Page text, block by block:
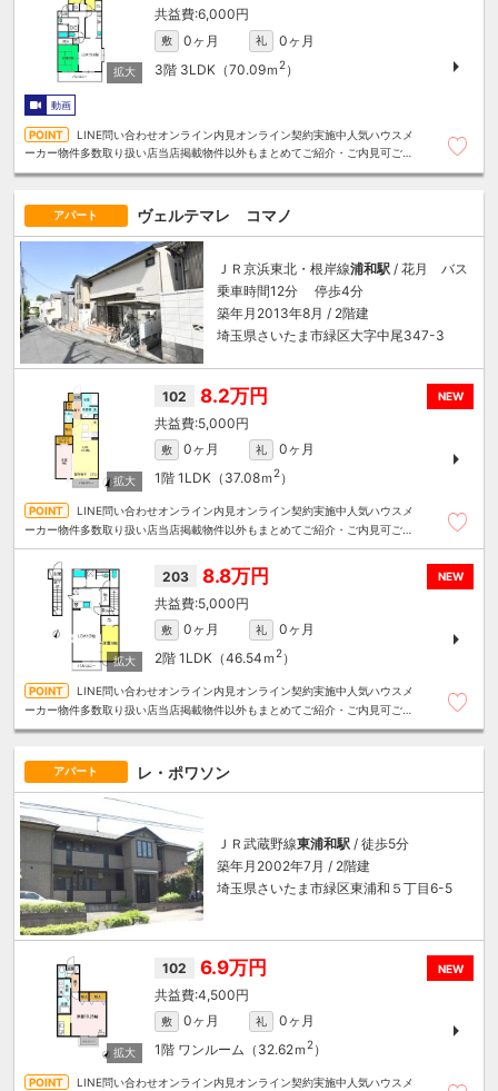
6,000円
敷 0ヶ月 礼
0ヶ月
3階 3LDK（70.09ｍ 2）
動画
LINE問い合わせオンライン内見オンライン契約実施中人気ハウスメ
ーカー物件多数取り扱い店当店掲載物件以外もまとめてご紹介・ご内見可ご予
アパート ヴェルテマレ コマノ
ＪＲ京浜東北・根岸線浦和駅 / 花月 バス
乗車時間12分 停歩4分
築年月2013年8月 / 2階建
埼玉県さいたま市緑区大字中尾347-3
NEW
102 8.2万円
5,000円
敷 0ヶ月 礼
0ヶ月
1階 1LDK（37.08ｍ 2）
LINE問い合わせオンライン内見オンライン契約実施中人気ハウスメ
ーカー物件多数取り扱い店当店掲載物件以外もまとめてご紹介・ご内見可ご予
NEW
203 8.8万円
5,000円
敷 0ヶ月 礼
0ヶ月
2階 1LDK（46.54ｍ 2）
LINE問い合わせオンライン内見オンライン契約実施中人気ハウスメ
ーカー物件多数取り扱い店当店掲載物件以外もまとめてご紹介・ご内見可ご予
アパート レ・ポワソン
ＪＲ武蔵野線東浦和駅 / 徒歩5分
築年月2002年7月 / 2階建
埼玉県さいたま市緑区東浦和５丁目6-5
NEW
102 6.9万円
4,500円
敷 0ヶ月 礼
0ヶ月
1階 ワンルーム（32.62ｍ2）
LINE問い合わせオンライン内見オンライン契約実施中人気ハウスメ